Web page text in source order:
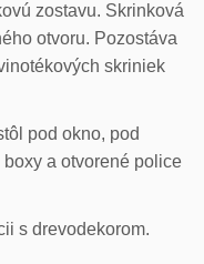
zostavu. Skrinková
otvoru. Pozostáva
skriniek
pod okno, pod
a otvorené police
s drevodekorom.